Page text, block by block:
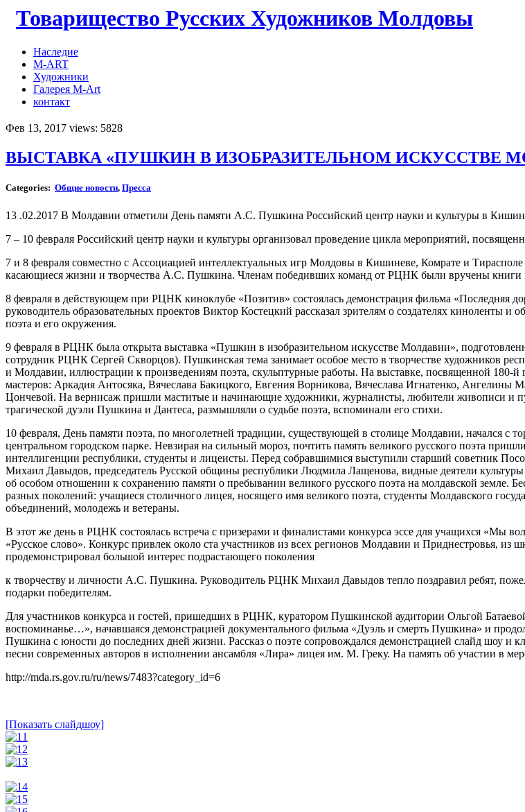
Товарищество Русских Художников Молдовы
Наследие
M-ART
Художники
Галерея M-Art
контакт
Фев 13, 2017 views: 5828
ВЫСТАВКА «ПУШКИН В ИЗОБРАЗИТЕЛЬНОМ ИСКУССТВЕ
Categories: Общие новости, Пресса
13 .02.2017 В Молдавии отметили День памяти А.С. Пушкина Российский центр науки и культуры в
7 – 10 февраля Российский центр науки и культуры организовал проведение цикла мероприятий,
7 и 8 февраля совместно с Ассоциацией интеллектуальных игр Молдовы в Кишиневе, Комрате и
касающиеся жизни и творчества А.С. Пушкина. Членам победивших команд от РЦНК были вручены
8 февраля в действующем при РЦНК киноклубе «Позитив» состоялась демонстрация фильма «Последняя
руководитель образовательных проектов Виктор Костецкий рассказал зрителям о создателях киноленты
поэта и его окружения.
9 февраля в РЦНК была открыта выставка «Пушкин в изобразительном искусстве Молдавии»,
сотрудник РЦНК Сергей Скворцов). Пушкинская тема занимает особое место в творчестве художников
и Молдавии, иллюстрации к произведениям поэта, скульптурные работы. На выставке, посвященной 180-й
мастеров: Аркадия Антосяка, Вячеслава Бакицкого, Евгения Ворникова, Вячеслава Игнатенко,
Цончевой. На вернисаж пришли маститые и начинающие художники, журналисты, любители живописи и
трагической дуэли Пушкина и Дантеса, размышляли о судьбе поэта, вспоминали его стихи.
10 февраля, День памяти поэта, по многолетней традиции, существующей в столице Молдавии, начался
центральном городском парке. Невзирая на сильный мороз, почтить память великого русского поэта
интеллигенции республики, студенты и лицеисты. Перед собравшимися выступили старший советник
Михаил Давыдов, председатель Русской общины республики Людмила Лащенова, видные деятели
об особом отношении к сохранению памяти о пребывании великого русского поэта на молдавской земле.
разных поколений: учащиеся столичного лицея, носящего имя великого поэта, студенты Молдавского
объединений, молодежь и ветераны.
В этот же день в РЦНК состоялась встреча с призерами и финалистами конкурса эссе для учащихся «Мы
«Русское слово». Конкурс привлек около ста участников из всех регионов Молдавии и Приднестровья, из
продемонстрировал большой интерес подрастающего поколения
к творчеству и личности А.С. Пушкина. Руководитель РЦНК Михаил Давыдов тепло поздравил ребят,
подарки победителям.
Для участников конкурса и гостей, пришедших в РЦНК, куратором Пушкинской аудитории Ольгой
воспоминанье…», начавшаяся демонстрацией документального фильма «Дуэль и смерть Пушкина» и
Пушкина с юности до последних дней жизни. Рассказ о поэте сопровождался демонстрацией слайд шоу и
песни современных авторов в исполнении ансамбля «Лира» лицея им. М. Греку. На память об участии в
http://mda.rs.gov.ru/ru/news/7483?category_id=6
[Показать слайдшоу]